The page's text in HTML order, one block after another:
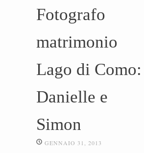
Fotografo
matrimonio
Lago di Como:
Danielle e
Simon
GENNAIO 31, 2013